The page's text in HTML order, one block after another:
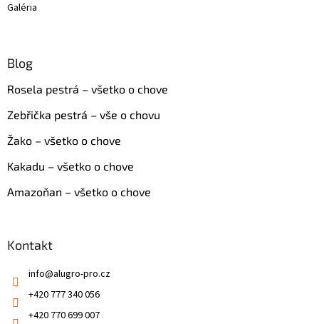
Galéria
Blog
Rosela pestrá – všetko o chove
Zebřička pestrá – vše o chovu
Žako – všetko o chove
Kakadu – všetko o chove
Amazoňan – všetko o chove
Kontakt
info@alugro-pro.cz
+420 777 340 056
+420 770 699 007